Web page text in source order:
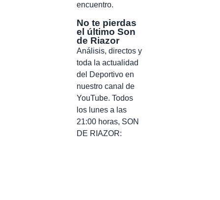
encuentro.
No te pierdas
el último Son
de Riazor
Análisis, directos y
toda la actualidad
del Deportivo en
nuestro canal de
YouTube. Todos
los lunes a las
21:00 horas, SON
DE RIAZOR: